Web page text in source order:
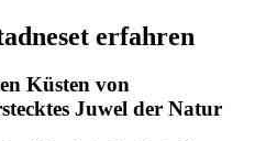
erfahren
Küsten von
Juwel der Natur